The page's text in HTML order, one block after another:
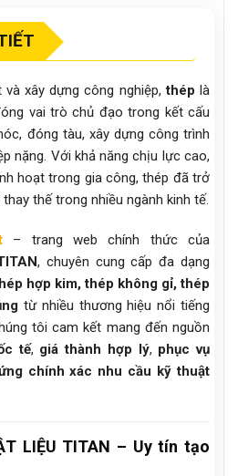
và xây dựng công nghiệp,thép là
vai trò chủ đạo trong kết cấu
đóng tàu, xây dựng công trình
nặng. Với khả năng chịu lực cao,
hoạt trong gia công, thép đã trở
thế trong nhiều ngành kinh tế.
– trang web chính thức của
, chuyên cung cấp đa dạng
hợp kim, thép không gỉ, thép
từ nhiều thương hiệu nổi tiếng
tôi cam kết mang đến nguồn
tế, giá thành hợp lý, phục vụ
chính xác nhu cầu kỹ thuật
LIỆU TITAN – Uy tín tạo